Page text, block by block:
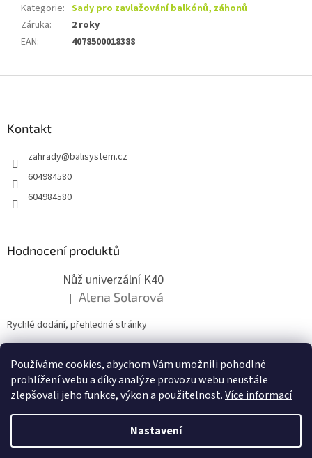
Používáme cookies, abychom Vám umožnili pohodlné
prohlížení webu a díky analýze provozu webu neustále
zlepšovali jeho funkce, výkon a použitelnost.Více informací
Nastavení
Kategorie: Sady pro zavlažování balkónů, záhonů
Záruka:
2 roky
EAN: 4078500018388
Kontakt
zahrady@balisystem.cz
604984580
604984580
Hodnocení produktů
Nůž univerzální K40
Hodnocení produktu je 5 z 5 hvězdiček.
| Alena Solarová
Rychlé dodání, přehledné stránky
ZDE NÁM MŮŽETE VLOŽIT HODNOCENÍ
Vytvořil Shoptet